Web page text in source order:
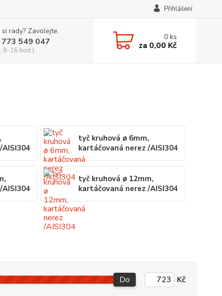
Přihlášení
rady? Zavolejte.
549 047
8-16 hod.)
0ks
za 0,00 Kč
tyč kruhová ø 6mm,
kartáčovaná nerez /AISI304
tyč kruhová ø 12mm,
kartáčovaná nerez /AISI304
Do Kč